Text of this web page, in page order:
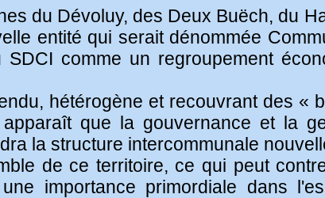
du Dévoluy, des Deux Buëch, du
entité qui serait dénommée
comme un regroupement
hétérogène et recouvrant des «
que la gouvernance et la
la structure intercommunale
de ce territoire, ce qui peut
importance primordiale dans